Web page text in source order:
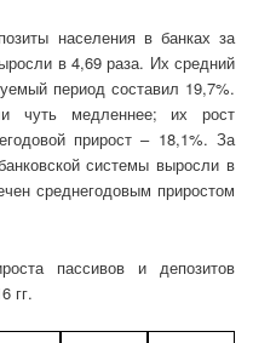
населения в банках за
в 4,69 раза. Их средний
период составил 19,7%.
чуть медленнее; их рост
прирост – 18,1%. За
системы выросли в
среднегодовым приростом
пассивов и депозитов
гг.